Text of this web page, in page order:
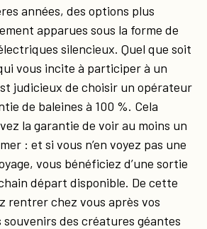
années, des options plus
apparues sous la forme de
silencieux. Quel que soit
vous incite à participer à un
judicieux de choisir un opérateur
de baleines à 100 %. Cela
la garantie de voir au moins un
: et si vous n’en voyez pas une
vous bénéficiez d’une sortie
départ disponible. De cette
rentrer chez vous après vos
souvenirs des créatures géantes